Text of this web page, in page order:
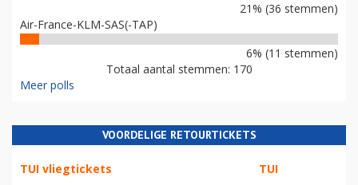
21% (36 stemmen)
Air-France-KLM-SAS(-TAP)
6% (11 stemmen)
Totaal aantal stemmen: 170
Meer polls
VOORDELIGE RETOURTICKETS
TUI vliegtickets TUI